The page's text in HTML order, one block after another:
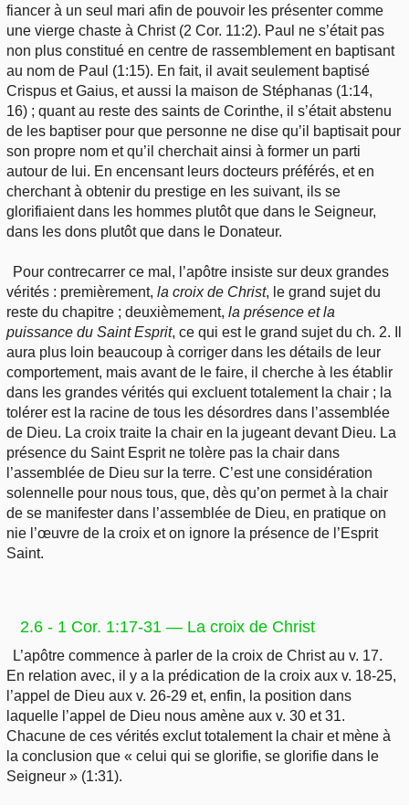
fiancer à un seul mari afin de pouvoir les présenter comme
une vierge chaste à Christ (2 Cor. 11:2). Paul ne s’était pas
non plus constitué en centre de rassemblement en baptisant
au nom de Paul (1:15). En fait, il avait seulement baptisé
Crispus et Gaius, et aussi la maison de Stéphanas (1:14,
16) ; quant au reste des saints de Corinthe, il s’était abstenu
de les baptiser pour que personne ne dise qu’il baptisait pour
son propre nom et qu’il cherchait ainsi à former un parti
autour de lui. En encensant leurs docteurs préférés, et en
cherchant à obtenir du prestige en les suivant, ils se
glorifiaient dans les hommes plutôt que dans le Seigneur,
dans les dons plutôt que dans le Donateur.
Pour contrecarrer ce mal, l’apôtre insiste sur deux grandes
vérités : premièrement, la croix de Christ, le grand sujet du
reste du chapitre ; deuxièmement, la présence et la
puissance du Saint Esprit, ce qui est le grand sujet du ch. 2. Il
aura plus loin beaucoup à corriger dans les détails de leur
comportement, mais avant de le faire, il cherche à les établir
dans les grandes vérités qui excluent totalement la chair ; la
tolérer est la racine de tous les désordres dans l’assemblée
de Dieu. La croix traite la chair en la jugeant devant Dieu. La
présence du Saint Esprit ne tolère pas la chair dans
l’assemblée de Dieu sur la terre. C’est une considération
solennelle pour nous tous, que, dès qu’on permet à la chair
de se manifester dans l’assemblée de Dieu, en pratique on
nie l’œuvre de la croix et on ignore la présence de l’Esprit
Saint.
2.6 - 1 Cor. 1:17-31 — La croix de Christ
L’apôtre commence à parler de la croix de Christ au v. 17.
En relation avec, il y a la prédication de la croix aux v. 18-25,
l’appel de Dieu aux v. 26-29 et, enfin, la position dans
laquelle l’appel de Dieu nous amène aux v. 30 et 31.
Chacune de ces vérités exclut totalement la chair et mène à
la conclusion que « celui qui se glorifie, se glorifie dans le
Seigneur » (1:31).